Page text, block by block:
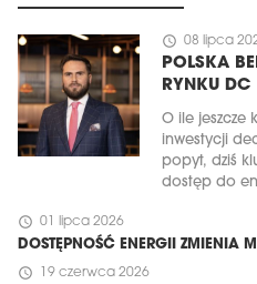
schedule 08 lipca
POLSKA
RYNKU DC
O ile jeszcze
inwestycji
popyt, dziś
dostęp do
schedule 01 lipca 2026
DOSTĘPNOŚĆ ENERGII ZMIENIA
schedule 19 czerwca 2026